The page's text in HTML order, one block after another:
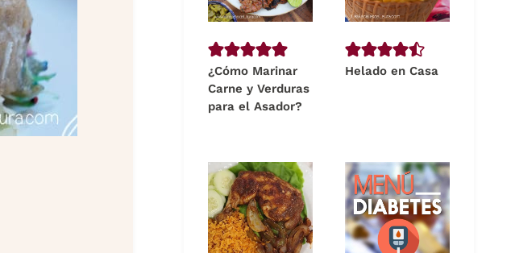
¿Cómo Marinar
Carne y Verduras
para el Asador?
Helado en Casa